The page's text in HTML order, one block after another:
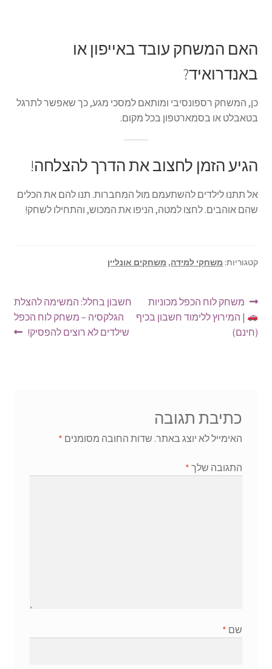
האם המשחק עובד באייפון או
באנדרואיד?
כן, המשחק רספונסיבי ומותאם למסכי מגע, כך שאפשר לתרגל
בטאבלט או בסמארטפון בכל מקום.
הגיע הזמן לחצוב את הדרך להצלחה!
אל תתנו לילדים להשתעמם מול המחברות. תנו להם את הכלים
שהם אוהבים. לחצו למטה, הניפו את המכוש, והתחילו לשחק!
קטגוריות: משחקי למידה, משחקים אונליין
ניווט
הפוסט
הקודם:
משחק לוח הכפל מכוניות
| המירוץ ללימוד חשבון בכיף
(חינם)
הפוסט
הבא:
חשבון בחלל: המשימה להצלת
הגלקסיה – משחק לוח הכפל
שילדים לא רוצים להפסיק!
כתיבת תגובה
האימייל לא יוצג באתר. שדות החובה מסומנים *
התגובה שלך *
שם *